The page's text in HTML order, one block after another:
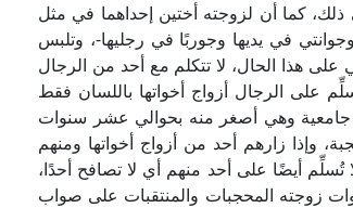
كما أن لزوجته أختين إحداهما في مثل
في يديها وجوربًا في رجليها-، وتلبس
هذا الحال، لا تتكلم مع أحد من الرجال
على الرجال أزواج أخواتها باللسان فقط
جامعية وهي أصغر منه بحوالي عشر سنوات
وإذا زارهم أحد من أزواج أخواتها ومنهم
تُسلِّم أيضًا على أحد منهم أي لا تصافح أحدًا،
زوجته المحجبات والمنتقبات على صواب